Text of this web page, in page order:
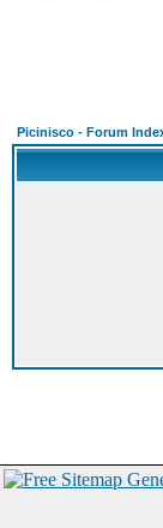
Picinisco - Forum